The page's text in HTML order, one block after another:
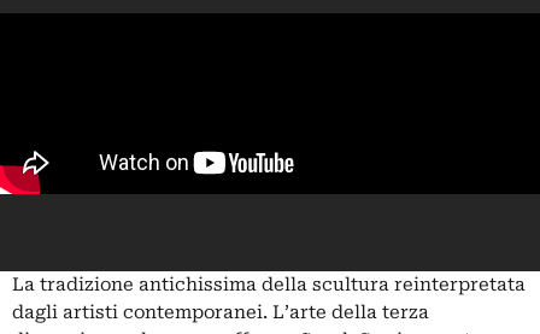
La tradizione antichissima della scultura reinterpretata
dagli artisti contemporanei. L’arte della terza